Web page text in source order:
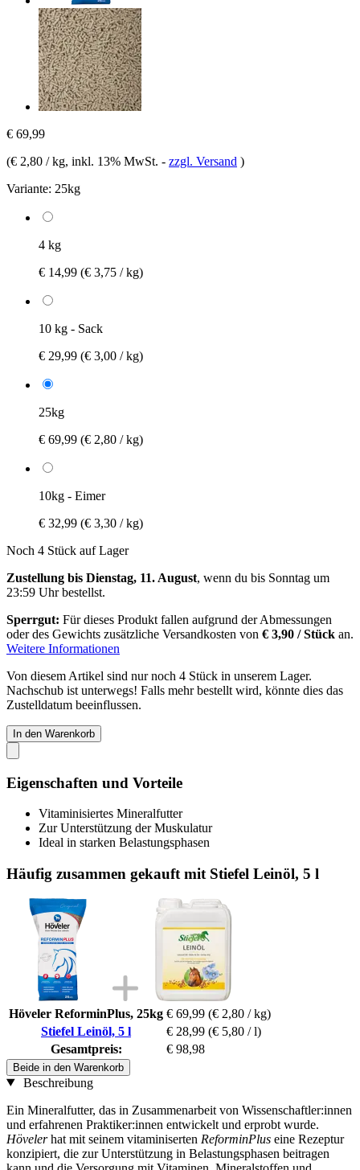
€ 69,99
(€ 2,80 / kg, inkl. 13% MwSt. - zzgl. Versand )
Variante: 25kg
4 kg
€ 14,99 (€ 3,75 / kg)
10 kg - Sack
€ 29,99 (€ 3,00 / kg)
25kg
€ 69,99 (€ 2,80 / kg)
10kg - Eimer
€ 32,99 (€ 3,30 / kg)
Noch 4 Stück auf Lager
Zustellung bis Dienstag, 11. August, wenn du bis Sonntag um
23:59 Uhrbestellst.
Sperrgut: Für dieses Produkt fallen aufgrund der Abmessungen
oder des Gewichts zusätzliche Versandkosten von € 3,90 / Stück an.
Weitere Informationen
Von diesem Artikel sind nur noch 4 Stück in unserem Lager.
Nachschub ist unterwegs! Falls mehr bestellt wird, könnte dies das
Zustelldatum beeinflussen.
In den Warenkorb
Eigenschaften und Vorteile
Vitaminisiertes Mineralfutter
Zur Unterstützung der Muskulatur
Ideal in starken Belastungsphasen
Häufig zusammen gekauft mit Stiefel Leinöl, 5 l
Höveler ReforminPlus, 25kg € 69,99 (€ 2,80 / kg)
Stiefel Leinöl, 5 l
€ 28,99 (€ 5,80 / l)
Gesamtpreis:
€ 98,98
Beide in den Warenkorb
Beschreibung
Ein Mineralfutter, das in Zusammenarbeit von Wissenschaftler:innen
und erfahrenen Praktiker:innen entwickelt und erprobt wurde.
Hövelerhat mit seinem vitaminiserten ReforminPlus eine Rezeptur
konzipiert, die zur Unterstützung in Belastungsphasen beitragen